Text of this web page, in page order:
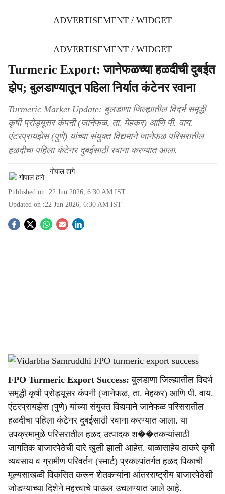
ADVERTISEMENT / WIDGET
ADVERTISEMENT / WIDGET
Turmeric Export: जानेफळच्या हळदीची दुबईत
झेप; बुलडाण्यातून पहिला निर्यात कंटेनर रवाना
Turmeric Market Update: बुलडाणा जिल्ह्यातील विदर्भ समृद्धी
कृषी प्रोड्यूसर कंपनी (जानेफळ, ता. मेहकर) आणि पी. वाय.
एंटरप्रायझेस (पुणे) यांच्या संयुक्त विद्यमाने जानेफळ परिसरातील
हळदीचा पहिला कंटेनर दुबईसाठी रवाना करण्यात आला.
गोपाल हागे
Published on :22 Jun 2026, 6:30 AM IST
Updated on :22 Jun 2026, 6:30 AM IST
S
a
r
e
Maharashtra turmeric farmers export to Dubai-Agrowon
FPO Turmeric Export Success: बुलडाणा जिल्ह्यातील विदर्भ
समृद्धी कृषी प्रोड्यूसर कंपनी (जानेफळ, ता. मेहकर) आणि पी. वाय.
एंटरप्रायझेस (पुणे) यांच्या संयुक्त विद्यमाने जानेफळ परिसरातील
हळदीचा पहिला कंटेनर दुबईसाठी रवाना करण्यात आला. या
उपक्रमामुळे परिसरातील हळद उत्पादक श��तकऱ्यांसाठी
जागतिक बाजारपेठेची दारे खुली झाली आहेत. बाळासाहेब ठाकरे कृषी
व्यवसाय व ग्रामीण परिवर्तन (स्मार्ट) प्रकल्पांतर्गत हळद पिकाची
मूल्यसाखळी विकसित करून शेतकऱ्यांना आंतरराष्ट्रीय बाजारपेठेशी
जोडण्याच्या दिशेने महत्त्वाचे पाऊल उचलण्यात आले आहे.